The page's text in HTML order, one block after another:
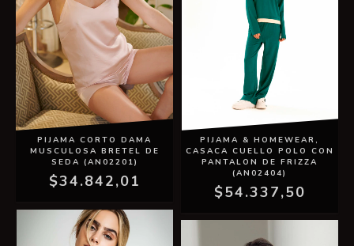
PIJAMA CORTO DAMA
MUSCULOSA BRETEL DE
SEDA (AN02201)
$34.842,01
PIJAMA & HOMEWEAR,
CASACA CUELLO POLO CON
PANTALON DE FRIZZA
(AN02404)
$54.337,50